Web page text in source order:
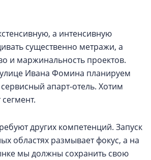
а интенсивную
существенно метражи, а
и маржинальность проектов.
улице Ивана Фомина планируем
апарт-отель. Хотим
других компетенций. Запуск
областях размывает фокус, а на
мы должны сохранить свою